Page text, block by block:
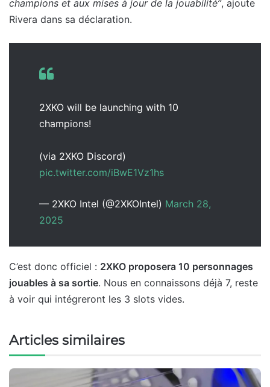
champions et aux mises à jour de la jouabilité”, ajoute
Rivera dans sa déclaration.
2XKO will be launching with 10
champions!
(via 2XKO Discord)
pic.twitter.com/iBwE1Vz1hs
— 2XKO Intel (@2XKOIntel) March 28,
2025
C’est donc officiel : 2XKO proposera 10 personnages
jouables à sa sortie. Nous en connaissons déjà 7, reste
à voir qui intégreront les 3 slots vides.
Articles similaires